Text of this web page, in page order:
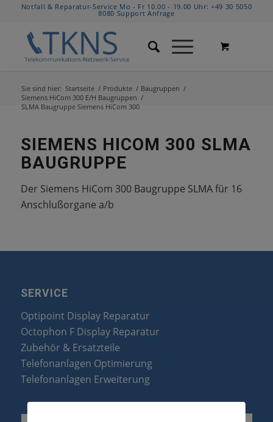
Notfall & Reparatur-Service Mo - Fr 10.00 - 19.00 Uhr:+49 30 5050
8080 Support Anfrage
Sie sind hier: Startseite / Produkte / Baugruppen /
Siemens HiCom 300 E/H Baugruppen /
SLMA Baugruppe Siemens HiCom 300
SIEMENS HICOM 300 SLMA
BAUGRUPPE
Der Siemens HiCom 300 Baugruppe SLMA für 16
Anschlußorgane a/b
SERVICE
Optipoint Display Reparatur
Octophon F Display Reparatur
Zubehör & Ersatzteile
Telefonanlagen Optimierung
Telefonanlagen Erweiterung